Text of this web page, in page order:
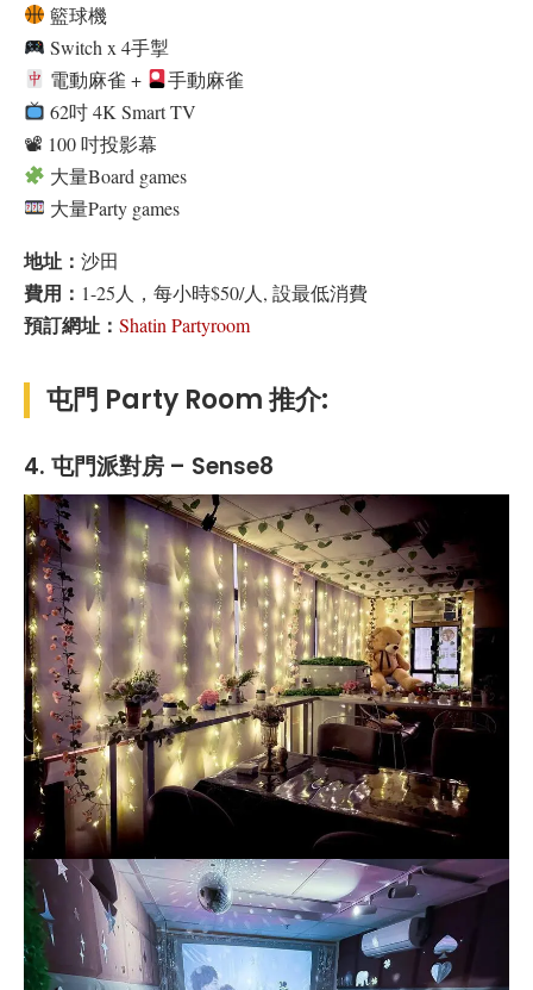
籃球機
Switch x 4手掣
電動麻雀 +
手動麻雀
62吋 4K Smart TV
📽 100 吋投影幕
大量Board games
大量Party games
地址： 沙田
費用： 1-25人，每小時$50/人, 設最低消費
預訂網址： Shatin Partyroom
屯門 Party Room 推介:
4. 屯門派對房 – Sense8